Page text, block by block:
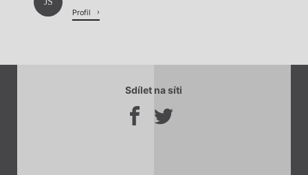
Profil
Sdílet na síti